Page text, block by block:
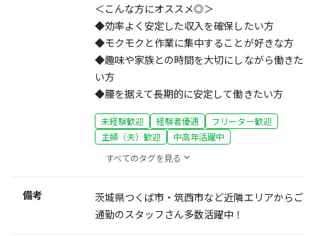
＜こんな方にオススメ◎＞
◆効率よく安定した収入を確保したい方
◆モクモクと作業に集中することが好きな方
◆趣味や家族との時間を大切にしながら働きた
い方
◆腰を据えて長期的に安定して働きたい方
未経験歓迎 経験者優遇
フリーター歓迎
主婦（夫）歓迎
中高年活躍中
すべてのタグを見る
備考
茨城県つくば市・筑西市など近隣エリアからご
通勤のスタッフさん多数活躍中！